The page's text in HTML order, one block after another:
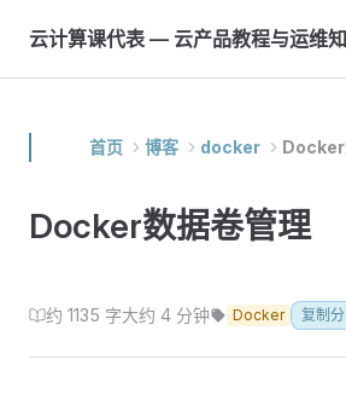
Skip to content
云计算课代表 — 云产品教程与运维
首页 博客 docker Docker
Docker数据卷管理
约 1135 字大约 4 分钟 Docker 复制